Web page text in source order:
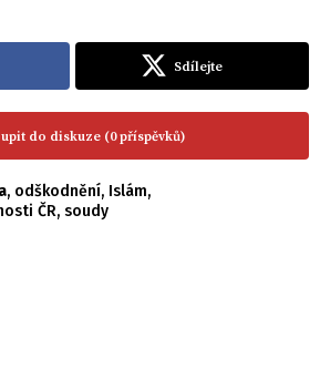
Sdílejte
do diskuze (0 příspěvků)
, odškodnění, Islám,
ČR, soudy